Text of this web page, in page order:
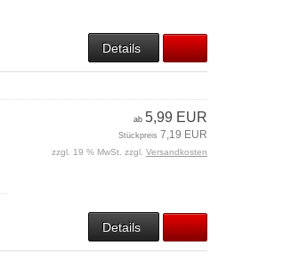
Details
ab 5,99 EUR
Stückpreis 7,19 EUR
zzgl. 19 % MwSt. zzgl. Versandkosten
Details